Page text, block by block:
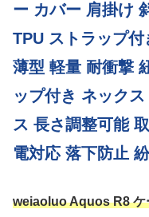
ー カバー 肩掛け
TPU ストラップ
薄型 軽量 耐衝撃
ップ付き ネック
ス 長さ調整可能
電対応 落下防止
weiaoluo Aquos R8 ケ